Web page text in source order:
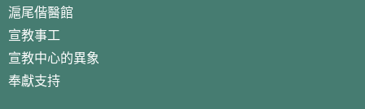
滬尾偕醫館
宣教事工
宣教中心的異象
奉獻支持